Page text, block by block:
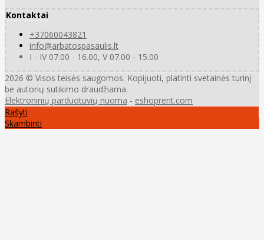
Kontaktai
+37060043821
info@arbatospasaulis.lt
I - IV 07.00 - 16.00, V 07.00 - 15.00
2026 © Visos teisės saugomos. Kopijuoti, platinti svetainės turinį
be autorių sutikimo draudžiama.
Elektroninių parduotuvių nuoma - eshoprent.com
Rašyti
Skambinti